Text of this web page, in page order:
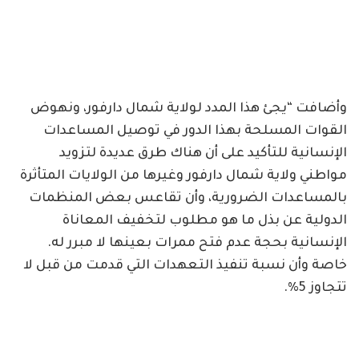
وأضافت “يجئ هذا المدد لولاية شمال دارفور، ونهوض
القوات المسلحة بهذا الدور في توصيل المساعدات
الإنسانية للتأكيد على أن هناك طرق عديدة لتزويد
مواطني ولاية شمال دارفور وغيرها من الولايات المتأثرة
بالمساعدات الضرورية، وأن تقاعس بعض المنظمات
الدولية عن بذل ما هو مطلوب لتخفيف المعاناة
الإنسانية بحجة عدم فتح ممرات بعينها لا مبرر له.
خاصة وأن نسبة تنفيذ التعهدات التي قدمت من قبل لا
تتجاوز 5%.